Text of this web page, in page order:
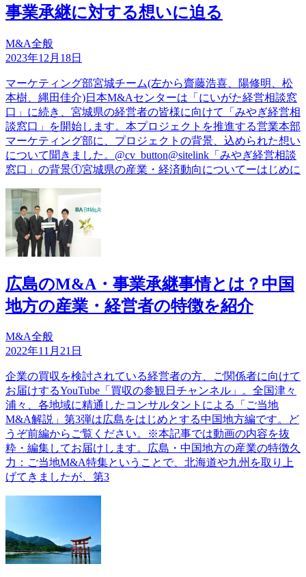
事業承継に対する想いに迫る
M&A全般
2023年12月18日
マーケティング部宮城チーム(左から齋藤浩喜、陽修明、松
本樹、縄田佳介)日本M&Aセンターは「にいがた経営相談窓
口」に続き、宮城県の経営者の皆様に向けて「みやぎ経営相
談窓口」を開始します。本プロジェクトを推進する営業本部
マーケティング部に、プロジェクトの背景、込められた想い
について聞きました。@cv_button@sitelink「みやぎ経営相談
窓口」の背景①宮城県の産業・経済動向についてーはじめに
広島のM&A・事業承継事情とは？中国
地方の産業・経営者の特徴を紹介
M&A全般
2022年11月21日
企業の買収を検討されている経営者の方、ご関係者に向けて
お届けするYouTube「買収の参観日チャンネル」。全国津々
浦々、各地域に精通したコンサルタントによる「ご当地
M&A解説」第3弾は広島をはじめとする中国地方編です。ど
うぞ前編からご覧ください。※本記事では動画の内容を抜
粋・編集してお届けします。広島・中国地方の産業の特徴久
力：ご当地M&A特集ということで、北海道や九州を取り上
げてきましたが、第3